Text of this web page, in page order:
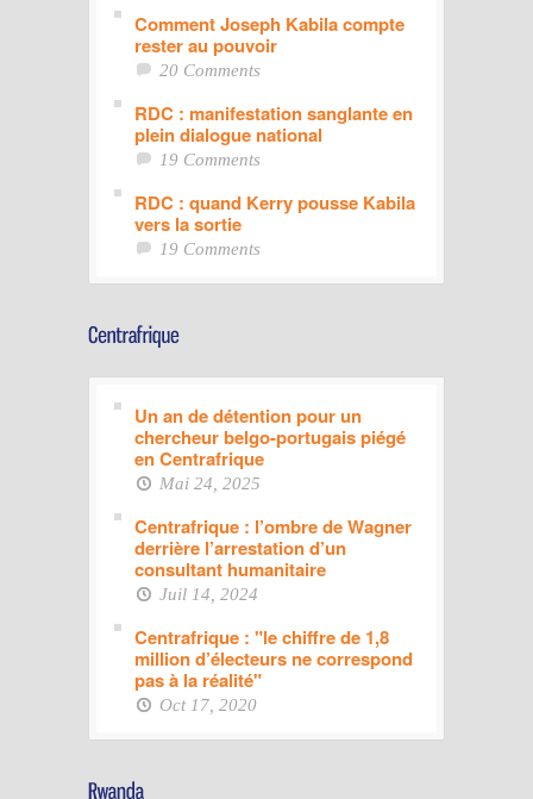
Comment Joseph Kabila compte
rester au pouvoir
20 Comments
RDC : manifestation sanglante en
plein dialogue national
19 Comments
RDC : quand Kerry pousse Kabila
vers la sortie
19 Comments
Un an de détention pour un
chercheur belgo-portugais piégé
en Centrafrique
Mai 24, 2025
Centrafrique : l’ombre de Wagner
derrière l’arrestation d’un
consultant humanitaire
Juil 14, 2024
Centrafrique : "le chiffre de 1,8
million d’électeurs ne correspond
pas à la réalité"
Oct 17, 2020